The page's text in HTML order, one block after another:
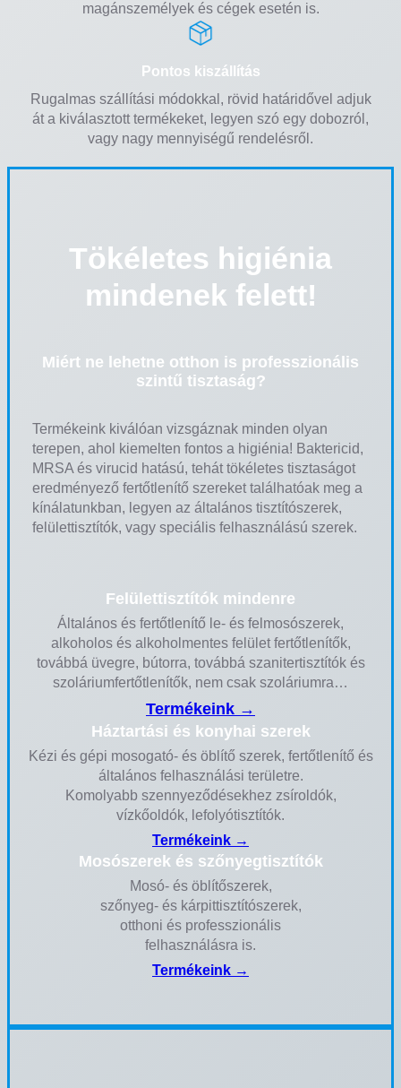
magánszemélyek és cégek esetén is.
Pontos kiszállítás
Rugalmas szállítási módokkal, rövid határidővel adjuk
át a kiválasztott termékeket, legyen szó egy dobozról,
vagy nagy mennyiségű rendelésről.
Tökéletes higiénia
mindenek felett!
Miért ne lehetne otthon is professzionális
szintű tisztaság?
Termékeink kiválóan vizsgáznak minden olyan
terepen, ahol kiemelten fontos a higiénia! Baktericid,
MRSA és virucid hatású, tehát tökéletes tisztaságot
eredményező fertőtlenítő szereket találhatóak meg a
kínálatunkban, legyen az általános tisztítószerek,
felülettisztítók, vagy speciális felhasználású szerek.
Felülettisztítók mindenre
Általános és fertőtlenítő le- és felmosószerek,
alkoholos és alkoholmentes felület fertőtlenítők,
továbbá üvegre, bútorra, továbbá szanitertisztítók és
szoláriumfertőtlenítők, nem csak szoláriumra…
Termékeink →
Háztartási és konyhai szerek
Kézi és gépi mosogató- és öblítő szerek, fertőtlenítő és
általános felhasználási területre.
Komolyabb szennyeződésekhez zsíroldók,
vízkőoldók, lefolyótisztítók.
Termékeink →
Mosószerek és szőnyegtisztítók
Mosó- és öblítőszerek,
szőnyeg- és kárpittisztítószerek,
otthoni és professzionális
felhasználásra is.
Termékeink →